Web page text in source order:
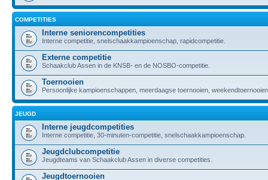
COMPETITIES
Interne seniorencompetities
Interne competitie, snelschaakkampioenschap, rapidcompetitie.
Externe competitie
Schaakclub Assen in de KNSB- en de NOSBO-competitie.
Toernooien
Persoonlijke kampioenschappen, meerdaagse toernooien,
JEUGD
Interne jeugdcompetities
Interne competitie, 30-minuten-competitie, snelschaakkampioenschap.
Jeugdclubcompetitie
Jeugdteams van Schaakclub Assen in diverse competities.
Jeugdtoernooien